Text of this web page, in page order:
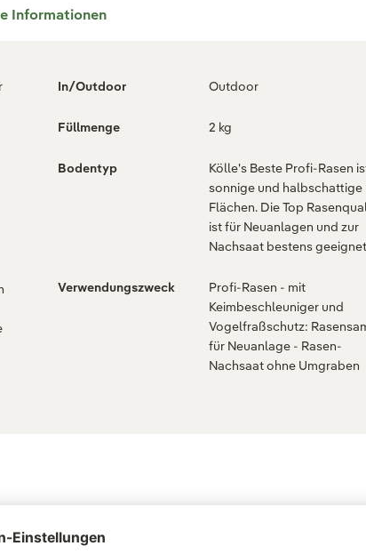
Informationen
In/Outdoor Outdoor
Füllmenge 2 kg
Bodentyp
Kölle's Beste Profi-Rasen
sonnige und halbschattige
Flächen. Die Top
ist für Neuanlagen und zur
Nachsaat bestens
Verwendungszweck
Profi-Rasen - mit
Keimbeschleuniger und
Vogelfraßschutz:
für Neuanlage - Rasen-
Nachsaat ohne Umgraben